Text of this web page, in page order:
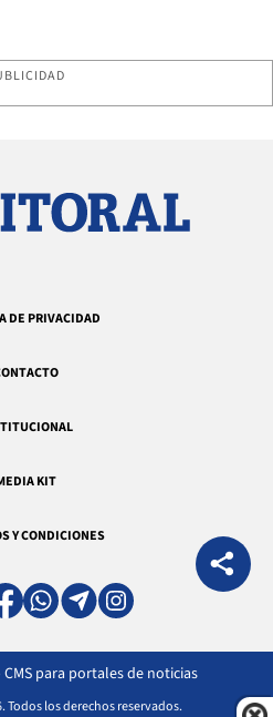
DE PRIVACIDAD
KIT
Y CONDICIONES
CMS para portales de noticias
Todos los derechos reservados.